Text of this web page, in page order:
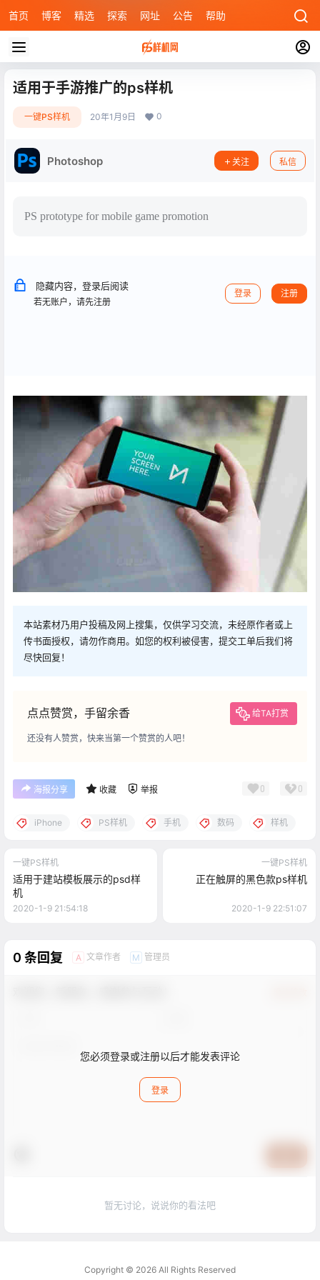
首页 博客 精选 探索 网址 公告 帮助
适用于手游推广的ps样机
一键PS样机 20年1月9日 0
Photoshop 关注 私信
PS prototype for mobile game promotion
隐藏内容，登录后阅读
若无账户，请先注册
登录 注册
本站素材乃用户投稿及网上搜集，仅供学习交流，未经原作者或上
传书面授权，请勿作商用。如您的权利被侵害，提交工单后我们将
尽快回复！
点点赞赏，手留余香 给TA打赏
还没有人赞赏，快来当第一个赞赏的人吧！
海报分享 收藏 举报 0 0
iPhone PS样机 手机 数码 样机
一键PS样机
适用于建站模板展示的psd样
机
2020-1-9 21:54:18
一键PS样机
正在触屏的黑色款ps样机
2020-1-9 22:51:07
0 条回复 A 文章作者 M 管理员
您必须登录或注册以后才能发表评论
登录
暂无讨论，说说你的看法吧
Copyright © 2026 All Rights Reserved